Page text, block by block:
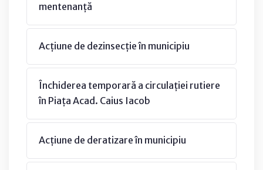
mentenanță
Acțiune de dezinsecție în municipiu
Închiderea temporară a circulației rutiere
în Piața Acad. Caius Iacob
Acțiune de deratizare în municipiu